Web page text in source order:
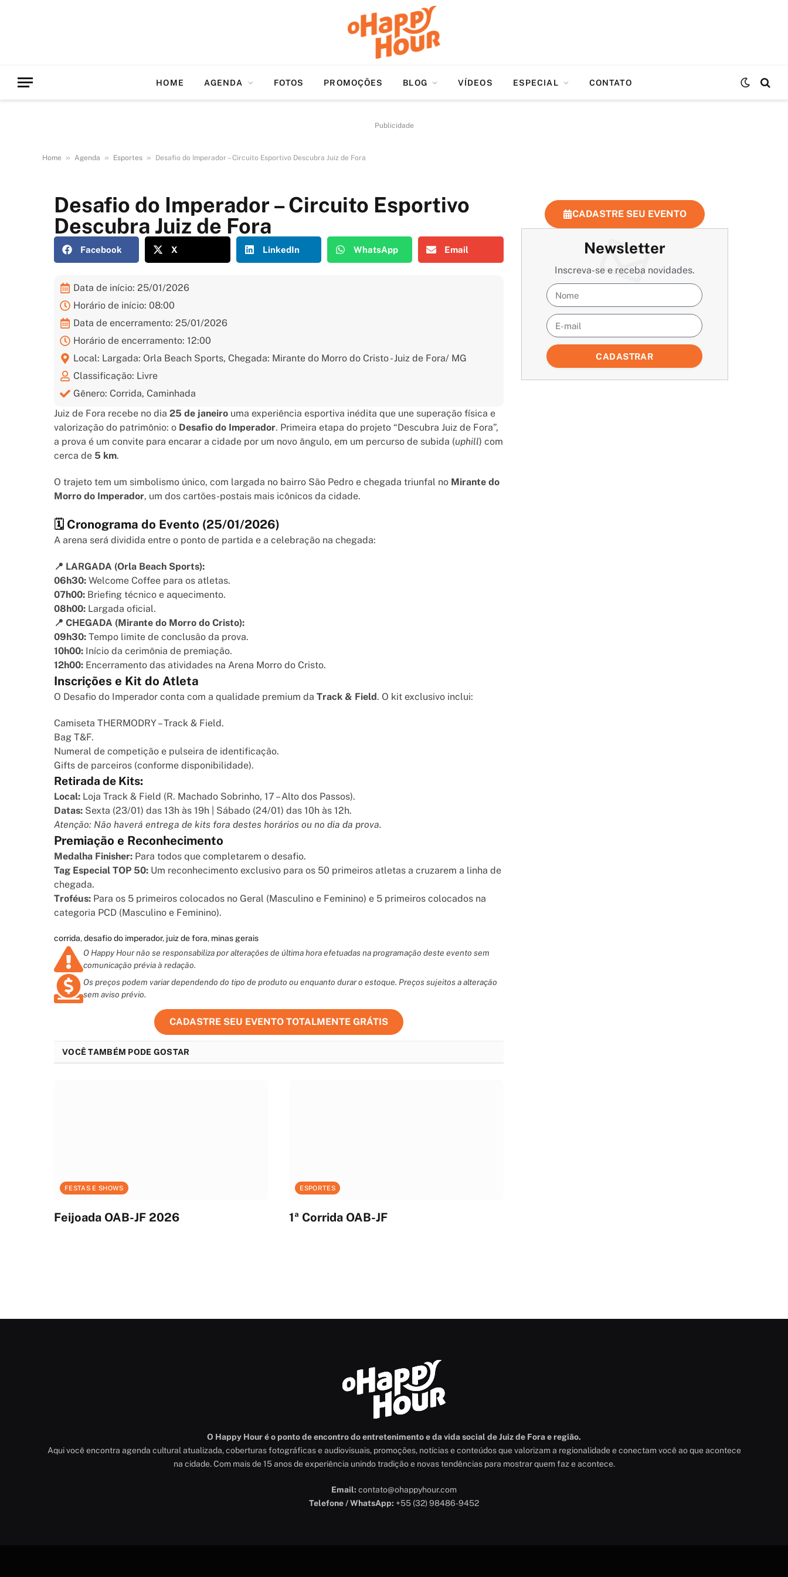
HOME AGENDA FOTOS PROMOÇÕES BLOG VÍDEOS ESPECIAL CONTATO
Publicidade
Home » Agenda » Esportes » Desafio do Imperador – Circuito Esportivo Descubra Juiz de Fora
Desafio do Imperador – Circuito Esportivo
Descubra Juiz de Fora
Facebook X LinkedIn WhatsApp Email
Data de início: 25/01/2026
Horário de início: 08:00
Data de encerramento: 25/01/2026
Horário de encerramento: 12:00
Local: Largada: Orla Beach Sports, Chegada: Mirante do Morro do Cristo - Juiz de Fora/ MG
Classificação: Livre
Gênero: Corrida, Caminhada
Juiz de Fora recebe no dia 25 de janeiro uma experiência esportiva inédita que une superação física e
valorização do patrimônio: o Desafio do Imperador. Primeira etapa do projeto “Descubra Juiz de Fora”,
a prova é um convite para encarar a cidade por um novo ângulo, em um percurso de subida (uphill) com
cerca de 5 km.
O trajeto tem um simbolismo único, com largada no bairro São Pedro e chegada triunfal no Mirante do
Morro do Imperador, um dos cartões-postais mais icônicos da cidade.
🗓️ Cronograma do Evento (25/01/2026)
A arena será dividida entre o ponto de partida e a celebração na chegada:
📍 LARGADA (Orla Beach Sports):
06h30: Welcome Coffee para os atletas.
07h00: Briefing técnico e aquecimento.
08h00: Largada oficial.
📍 CHEGADA (Mirante do Morro do Cristo):
09h30: Tempo limite de conclusão da prova.
10h00: Início da cerimônia de premiação.
12h00: Encerramento das atividades na Arena Morro do Cristo.
Inscrições e Kit do Atleta
O Desafio do Imperador conta com a qualidade premium da Track & Field. O kit exclusivo inclui:
Camiseta THERMODRY – Track & Field.
Bag T&F.
Numeral de competição e pulseira de identificação.
Gifts de parceiros (conforme disponibilidade).
Retirada de Kits:
Local: Loja Track & Field (R. Machado Sobrinho, 17 – Alto dos Passos).
Datas: Sexta (23/01) das 13h às 19h | Sábado (24/01) das 10h às 12h.
Atenção: Não haverá entrega de kits fora destes horários ou no dia da prova.
Premiação e Reconhecimento
Medalha Finisher: Para todos que completarem o desafio.
Tag Especial TOP 50: Um reconhecimento exclusivo para os 50 primeiros atletas a cruzarem a linha de
chegada.
Troféus: Para os 5 primeiros colocados no Geral (Masculino e Feminino) e 5 primeiros colocados na
categoria PCD (Masculino e Feminino).
corrida,desafio do imperador, juiz de fora, minas gerais
O Happy Hour não se responsabiliza por alterações de última hora efetuadas na programação deste evento sem
comunicação prévia à redação.
Os preços podem variar dependendo do tipo de produto ou enquanto durar o estoque. Preços sujeitos a alteração
sem aviso prévio.
CADASTRE SEU EVENTO TOTALMENTE GRÁTIS
VOCÊ TAMBÉM PODE GOSTAR
FESTAS E SHOWS
Feijoada OAB-JF 2026
ESPORTES
1ª Corrida OAB-JF
CADASTRE SEU EVENTO
Newsletter
Inscreva-se e receba novidades.
CADASTRAR
O Happy Hour é o ponto de encontro do entretenimento e da vida social de Juiz de Fora e região.
Aqui você encontra agenda cultural atualizada, coberturas fotográficas e audiovisuais, promoções, notícias e conteúdos que valorizam a regionalidade e conectam você ao que acontece
na cidade. Com mais de 15 anos de experiência unindo tradição e novas tendências para mostrar quem faz e acontece.
Email: contato@ohappyhour.com
Telefone / WhatsApp: +55 (32) 98486-9452